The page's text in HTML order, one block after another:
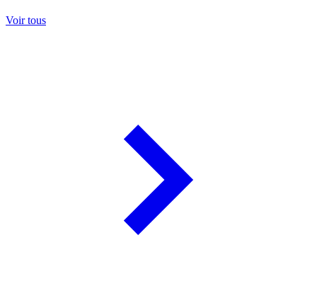
Voir tous